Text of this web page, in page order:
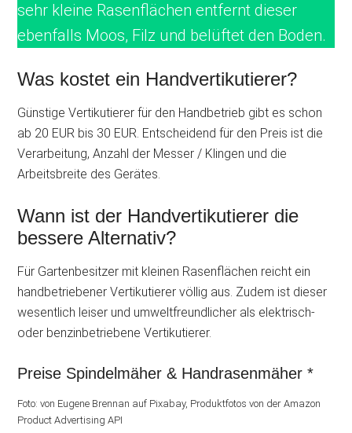
sehr kleine Rasenflächen entfernt dieser
ebenfalls Moos, Filz und belüftet den Boden.
Was kostet ein Handvertikutierer?
Günstige Vertikutierer für den Handbetrieb gibt es schon
ab 20 EUR bis 30 EUR. Entscheidend für den Preis ist die
Verarbeitung, Anzahl der Messer / Klingen und die
Arbeitsbreite des Gerätes.
Wann ist der Handvertikutierer die
bessere Alternativ?
Für Gartenbesitzer mit kleinen Rasenflächen reicht ein
handbetriebener Vertikutierer völlig aus. Zudem ist dieser
wesentlich leiser und umweltfreundlicher als elektrisch-
oder benzinbetriebene Vertikutierer.
Preise Spindelmäher & Handrasenmäher *
Foto: von Eugene Brennan auf Pixabay, Produktfotos von der Amazon
Product Advertising API